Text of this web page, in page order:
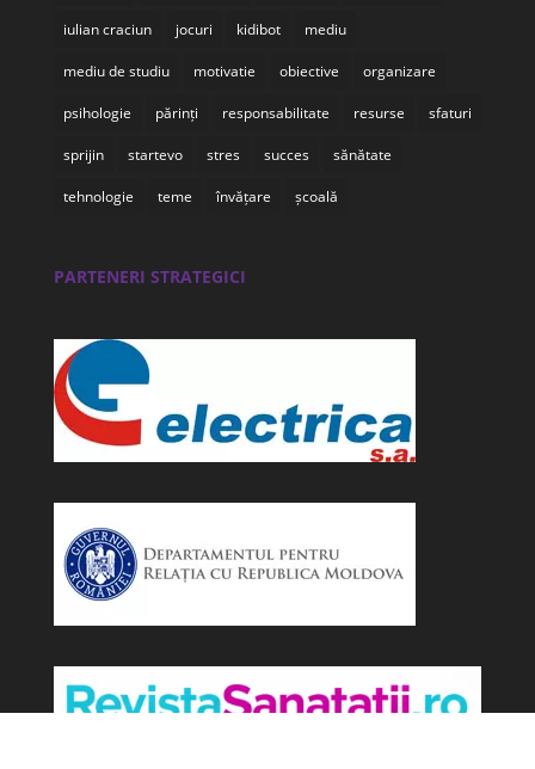
iulian craciun jocuri kidibot mediu
mediu de studiu motivatie obiective organizare
psihologie părinți responsabilitate resurse sfaturi
sprijin startevo stres succes sănătate
tehnologie teme învățare școală
PARTENERI STRATEGICI